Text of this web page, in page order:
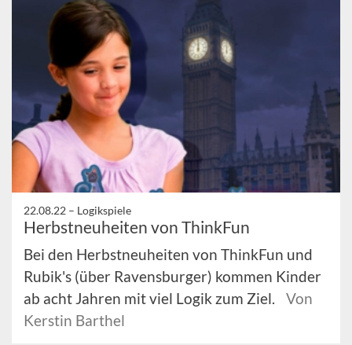
22.08.22 – Logikspiele
Herbstneuheiten von ThinkFun
Bei den Herbstneuheiten von ThinkFun und
Rubik's (über Ravensburger) kommen Kinder
ab acht Jahren mit viel Logik zum Ziel.
Von
Kerstin Barthel